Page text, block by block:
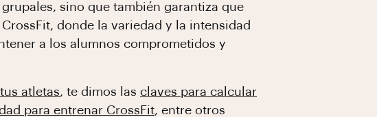
sino que también garantiza que
donde la variedad y la intensidad
a los alumnos comprometidos y
atletas, te dimos las claves para calcular
para entrenar CrossFit, entre otros